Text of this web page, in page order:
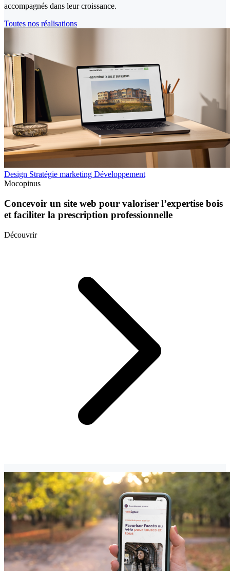
accompagnés dans leur croissance.
Toutes nos réalisations
Design Stratégie marketing Développement
Mocopinus
Concevoir un site web pour valoriser l’expertise bois
et faciliter la prescription professionnelle
Découvrir